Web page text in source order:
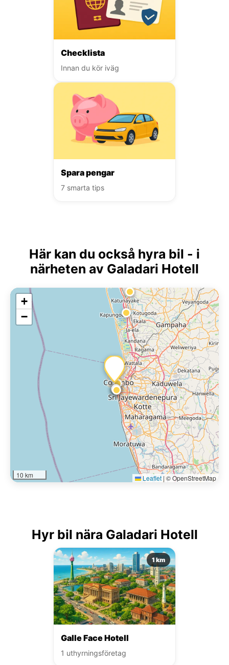
Checklista
Innan du kör iväg
Spara pengar
7 smarta tips
Här kan du också hyra bil - i
närheten av Galadari Hotell
+
−
10 km Leaflet | © OpenStreetMap
Hyr bil nära Galadari Hotell
1 km
Galle Face Hotell
1 uthyrningsföretag